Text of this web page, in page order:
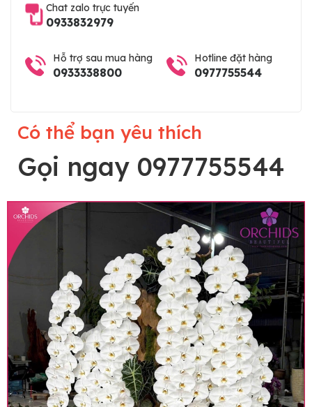
Lưu ý trước khi đặt hàng
• Về cây hoa: Một chậu hoa lan hồ điệp đẹp và
hoàn chỉnh sẽ được phối ghép từ nhiều cây hoa
Chat zalo trực tuyến
0933832979
Hỗ trợ sau mua hàng
0933338800
Hotline đặt hàng
0977755544
Có thể bạn yêu thích
Gọi ngay 0977755544